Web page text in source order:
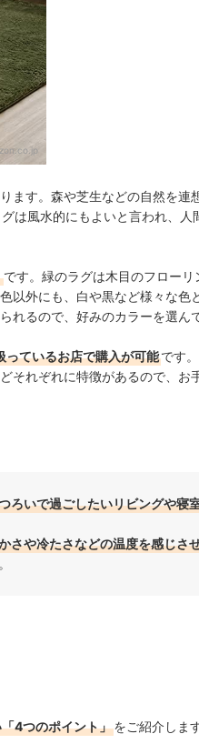
す。森や芝生などの自然を連
は風水的にもよいと言われ、人
です。緑のラグは木目のフローリ
以外にも、白や黒など様々な色
れるので、好みのカラーを選ん
ているお店で購入が可能です
それぞれに特徴があるので、お
ろいで過ごしたいリビングや寝
さや冷たさなどの温度を感じさ
4つのポイント」をご紹介します